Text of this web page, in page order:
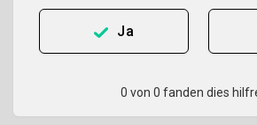
Ja
0 von 0 fanden dies